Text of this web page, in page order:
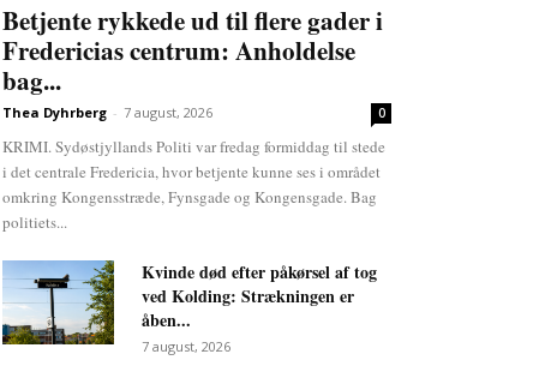
Betjente rykkede ud til flere gader i
Fredericias centrum: Anholdelse
bag...
Thea Dyhrberg - 7 august, 2026 0
KRIMI. Sydøstjyllands Politi var fredag formiddag til stede
i det centrale Fredericia, hvor betjente kunne ses i området
omkring Kongensstræde, Fynsgade og Kongensgade. Bag
politiets...
Kvinde død efter påkørsel af tog
ved Kolding: Strækningen er
åben...
7 august, 2026